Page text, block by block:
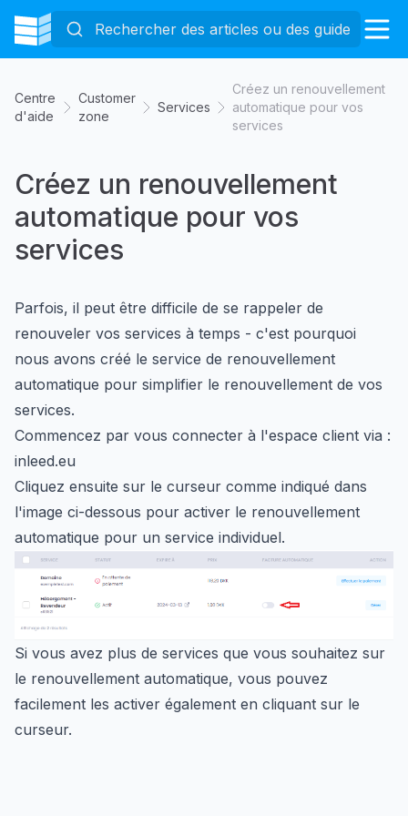
Centre
d'aide
Customer
zone
Services
Créez un renouvellement
automatique pour vos
services
Créez un renouvellement
automatique pour vos
services
Parfois, il peut être difficile de se rappeler de
renouveler vos services à temps - c'est pourquoi
nous avons créé le service de renouvellement
automatique pour simplifier le renouvellement de vos
services.
Commencez par vous connecter à l'espace client via :
inleed.eu
Cliquez ensuite sur le curseur comme indiqué dans
l'image ci-dessous pour activer le renouvellement
automatique pour un service individuel.
Si vous avez plus de services que vous souhaitez sur
le renouvellement automatique, vous pouvez
facilement les activer également en cliquant sur le
curseur.